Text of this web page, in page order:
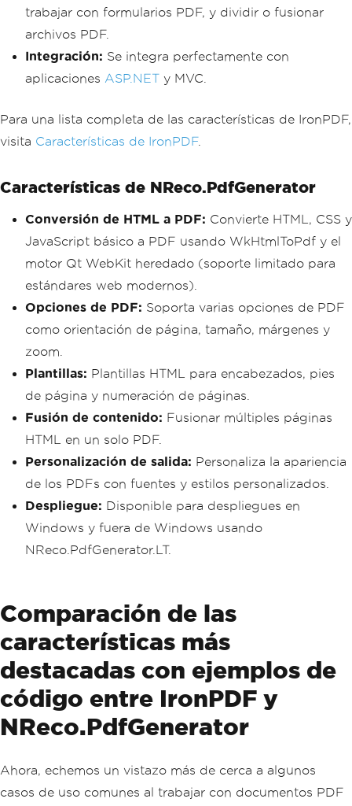
trabajar con formularios PDF, y dividir o fusionar
archivos PDF.
Integración: Se integra perfectamente con
aplicaciones ASP.NET y MVC.
Para una lista completa de las características de IronPDF,
visita Características de IronPDF.
Características de NReco.PdfGenerator
Conversión de HTML a PDF: Convierte HTML, CSS y
JavaScript básico a PDF usando WkHtmlToPdf y el
motor Qt WebKit heredado (soporte limitado para
estándares web modernos).
Opciones de PDF: Soporta varias opciones de PDF
como orientación de página, tamaño, márgenes y
zoom.
Plantillas: Plantillas HTML para encabezados, pies
de página y numeración de páginas.
Fusión de contenido: Fusionar múltiples páginas
HTML en un solo PDF.
Personalización de salida: Personaliza la apariencia
de los PDFs con fuentes y estilos personalizados.
Despliegue: Disponible para despliegues en
Windows y fuera de Windows usando
NReco.PdfGenerator.LT.
Comparación de las
características más
destacadas con ejemplos de
código entre IronPDF y
NReco.PdfGenerator
Ahora, echemos un vistazo más de cerca a algunos
casos de uso comunes al trabajar con documentos PDF